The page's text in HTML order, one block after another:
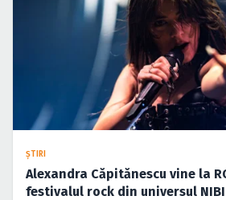
ŞTIRI
Alexandra Căpitănescu vine la
festivalul rock din universul